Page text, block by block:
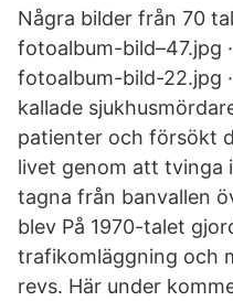
Några bilder från 70
fotoalbum-bild–47.jpg
fotoalbum-bild-22.jpg
kallade
patienter och försökt
livet genom att tvinga
tagna från banvallen
blev På 1970-talet
trafikomläggning och
revs. Här under